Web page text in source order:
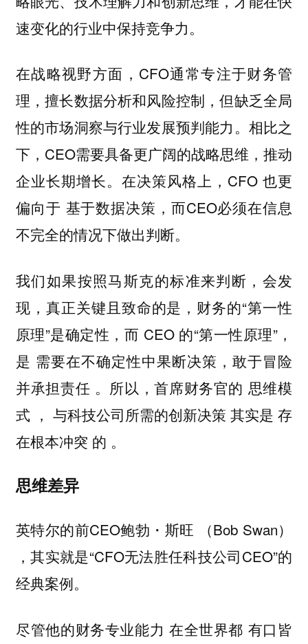
速变化的行业中保持竞争力。
在战略视野方面，CFO通常专注于财务管
理，擅长数据分析和风险控制，但缺乏全局
性的市场洞察与行业发展预判能力。相比之
下，CEO需要具备更广阔的战略思维，推动
企业长期增长。在决策风格上，CFO 也更
偏向于 基于数据决策，而CEO必须在信息
不完全的情况下做出判断。
我们如果按照马斯克的标准来判断，会发
现，真正关键且致命的是，财务的“第一性
原理”是确定性，而 CEO 的“第一性原理”，
是 需要在不确定性中果断决策，敢于冒险
并承担责任 。所以，首席财务官的 思维模
式 ， 与科技公司所需的创新决策 其实是 存
在根本冲突 的 。
思维差异
英特尔的前CEO鲍勃・斯旺 （Bob Swan）
，其实就是“CFO无法胜任科技公司CEO”的
经典案例。
尽管他的财务专业能力 在全世界都 有口皆